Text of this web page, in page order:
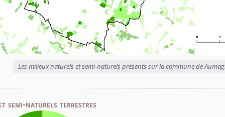
Les milieux naturels et semi-naturels présents sur la commune de
semi-naturels terrestres